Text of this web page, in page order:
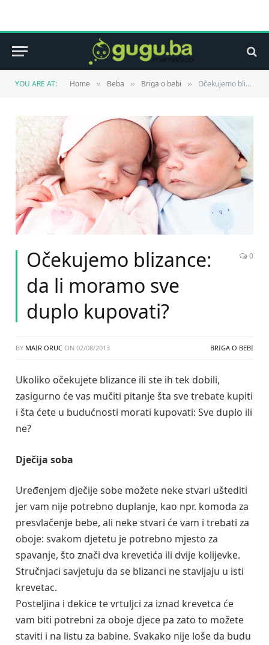
YOU ARE AT: Home » Beba » Briga o bebi » Očekujemo blizance: da li moramo sve duplo kupovati?
Očekujemo blizance:
da li moramo sve
duplo kupovati?
0
BY MAIR ORUC ON 02/08/2013 BRIGA O BEBI
Ukoliko očekujete blizance ili ste ih tek dobili,
zasigurno će vas mučiti pitanje šta sve trebate kupiti
i šta ćete u budućnosti morati kupovati: Sve duplo ili
ne?
Dječija soba
Uređenjem dječije sobe možete neke stvari uštediti
jer vam nije potrebno duplanje, kao npr. komoda za
presvlačenje bebe, ali neke stvari će vam i trebati za
oboje: svakom djetetu je potrebno mjesto za
spavanje, što znači dva krevetića ili dvije kolijevke.
Stručnjaci savjetuju da se blizanci ne stavljaju u isti
krevetac.
Posteljina i dekice te vrtuljci za iznad krevetca će
vam biti potrebni za oboje djece pa zato to možete
staviti i na listu za babine. Svakako nije loše da budu